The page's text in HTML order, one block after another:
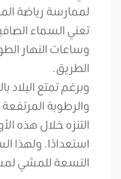
لممارسة رياضة
تعني السماء
وساعات النهار
الطريق.
وبرغم تمتع البلاد
والرطوبة المرتفعة
التنزه خلال هذه
استعدادًا. ولهذا
التسعة للمشي